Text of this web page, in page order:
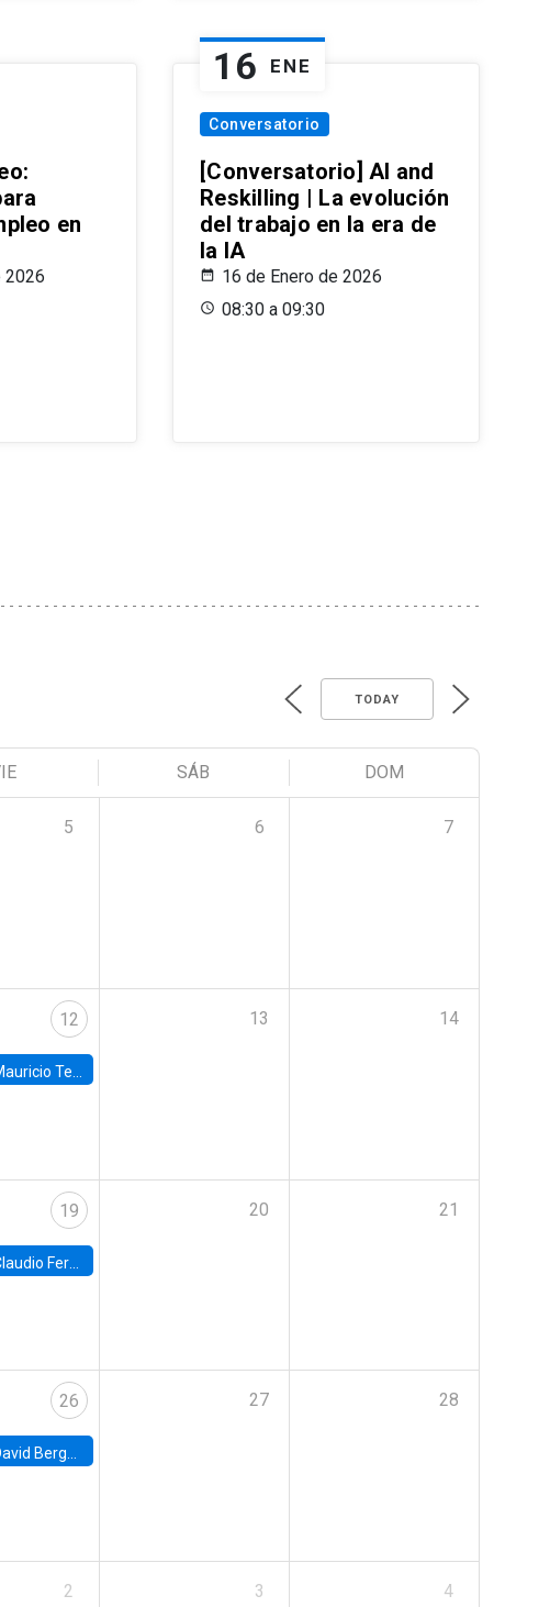
en
2026
16 ENE
Conversatorio
[Conversatorio] AI and
Reskilling | La evolución
del trabajo en la era de
la IA
16 de Enero de 2026
08:30 a 09:30
TODAY
SÁB DOM
5 6 7
12
Tejada, UDP
13 14
19
Ferraz, British Columbia
20 21
26
Berger, Duke
27 28
2 3 4